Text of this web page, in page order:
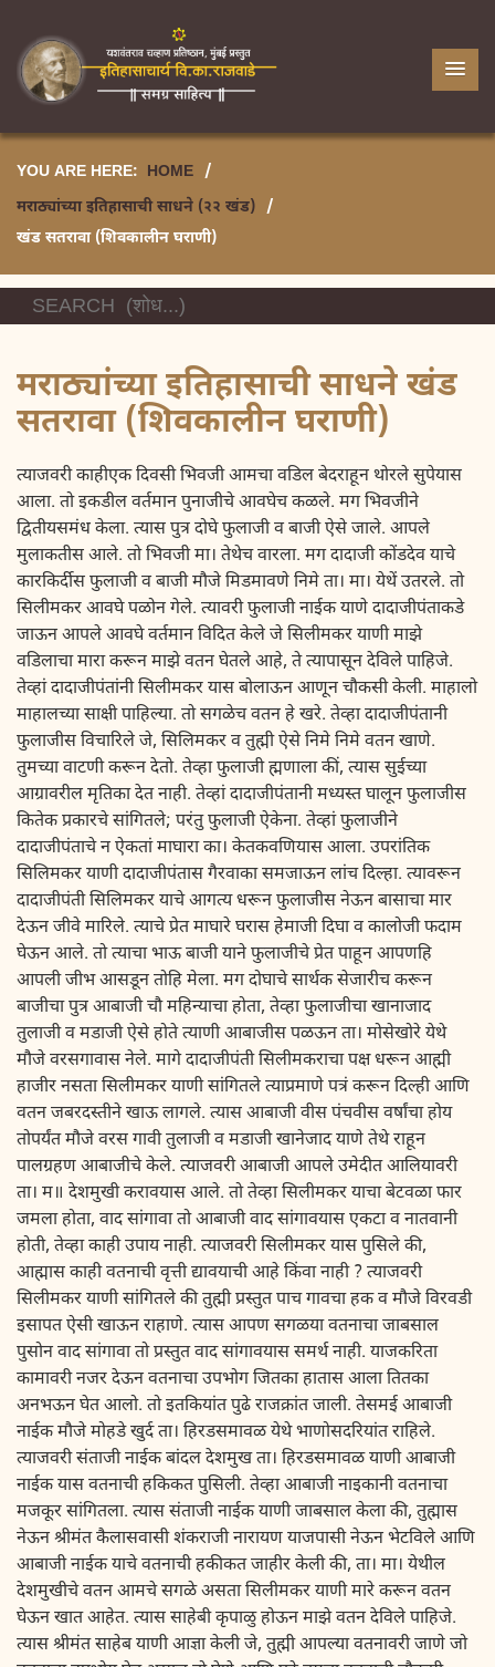
YOU ARE HERE: HOME /
मराठ्यांच्या इतिहासाची साधने (२२ खंड) /
खंड सतरावा (शिवकालीन घराणी)
मराठ्यांच्या इतिहासाची साधने खंड
सतरावा (शिवकालीन घराणी)
त्याजवरी काहीएक दिवसी भिवजी आमचा वडिल बेदराहून थोरले सुपेयास
आला. तो इकडील वर्तमान पुनाजीचे आवघेच कळले. मग भिवजीने
द्वितीयसमंध केला. त्यास पुत्र दोघे फुलाजी व बाजी ऐसे जाले. आपले
मुलाकतीस आले. तो भिवजी मा। तेथेच वारला. मग दादाजी कोंडदेव याचे
कारकिर्दीस फुलाजी व बाजी मौजे मिडमावणे निमे ता। मा। येथें उतरले. तो
सिलीमकर आवघे पळोन गेले. त्यावरी फुलाजी नाईक याणे दादाजीपंताकडे
जाऊन आपले आवघे वर्तमान विदित केले जे सिलीमकर याणी माझे
वडिलाचा मारा करून माझे वतन घेतले आहे, ते त्यापासून देविले पाहिजे.
तेव्हां दादाजीपंतांनी सिलीमकर यास बोलाऊन आणून चौकसी केली. माहालो
माहालच्या साक्षी पाहिल्या. तो सगळेच वतन हे खरे. तेव्हा दादाजीपंतानी
फुलाजीस विचारिले जे, सिलिमकर व तुह्मी ऐसे निमे निमे वतन खाणे.
तुमच्या वाटणी करून देतो. तेव्हा फुलाजी ह्मणाला कीं, त्यास सुईच्या
आग्रावरील मृतिका देत नाही. तेव्हां दादाजीपंतानी मध्यस्त घालून फुलाजीस
कितेक प्रकारचे सांगितले; परंतु फुलाजी ऐकेना. तेव्हां फुलाजीने
दादाजीपंताचे न ऐकतां माघारा का। केतकवणियास आला. उपरांतिक
सिलिमकर याणी दादाजीपंतास गैरवाका समजाऊन लांच दिल्हा. त्यावरून
दादाजीपंती सिलिमकर याचे आगत्य धरून फुलाजीस नेऊन बासाचा मार
देऊन जीवे मारिले. त्याचे प्रेत माघारे घरास हेमाजी दिघा व कालोजी फदाम
घेऊन आले. तो त्याचा भाऊ बाजी याने फुलाजीचे प्रेत पाहून आपणहि
आपली जीभ आसडून तोहि मेला. मग दोघाचे सार्थक सेजारीच करून
बाजीचा पुत्र आबाजी चौ महिन्याचा होता, तेव्हा फुलाजीचा खानाजाद
तुलाजी व मडाजी ऐसे होते त्याणी आबाजीस पळऊन ता। मोसेखोरे येथे
मौजे वरसगावास नेले. मागे दादाजीपंती सिलीमकराचा पक्ष धरून आह्मी
हाजीर नसता सिलीमकर याणी सांगितले त्याप्रमाणे पत्रं करून दिल्ही आणि
वतन जबरदस्तीने खाऊ लागले. त्यास आबाजी वीस पंचवीस वर्षांचा होय
तोपर्यंत मौजे वरस गावी तुलाजी व मडाजी खानेजाद याणे तेथे राहून
पालग्रहण आबाजीचे केले. त्याजवरी आबाजी आपले उमेदीत आलियावरी
ता। म॥ देशमुखी करावयास आले. तो तेव्हा सिलीमकर याचा बेटवळा फार
जमला होता, वाद सांगावा तो आबाजी वाद सांगावयास एकटा व नातवानी
होती, तेव्हा काही उपाय नाही. त्याजवरी सिलीमकर यास पुसिले की,
आह्मास काही वतनाची वृत्ती द्यावयाची आहे किंवा नाही ? त्याजवरी
सिलीमकर याणी सांगितले की तुह्मी प्रस्तुत पाच गावचा हक व मौजे विरवडी
इसापत ऐसी खाऊन राहाणे. त्यास आपण सगळया वतनाचा जाबसाल
पुसोन वाद सांगावा तो प्रस्तुत वाद सांगावयास समर्थ नाही. याजकरिता
कामावरी नजर देऊन वतनाचा उपभोग जितका हातास आला तितका
अनभऊन घेत आलो. तो इतकियांत पुढे राजक्रांत जाली. तेसमई आबाजी
नाईक मौजे मोहडे खुर्द ता। हिरडसमावळ येथे भाणोसदरियांत राहिले.
त्याजवरी संताजी नाईक बांदल देशमुख ता। हिरडसमावळ याणी आबाजी
नाईक यास वतनाची हकिकत पुसिली. तेव्हा आबाजी नाइकानी वतनाचा
मजकूर सांगितला. त्यास संताजी नाईक याणी जाबसाल केला की, तुह्मास
नेऊन श्रीमंत कैलासवासी शंकराजी नारायण याजपासी नेऊन भेटविले आणि
आबाजी नाईक याचे वतनाची हकीकत जाहीर केली की, ता। मा। येथील
देशमुखीचे वतन आमचे सगळे असता सिलीमकर याणी मारे करून वतन
घेऊन खात आहेत. त्यास साहेबी कृपाळु होऊन माझे वतन देविले पाहिजे.
त्यास श्रीमंत साहेब याणी आज्ञा केली जे, तुह्मी आपल्या वतनावरी जाणे जो